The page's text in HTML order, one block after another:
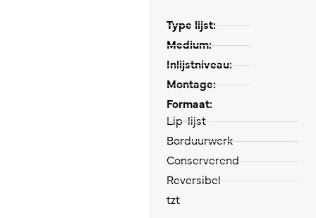
Type lijst:
Medium:
Inlijstniveau:
Montage:
Formaat:
Lip-lijst
Borduurwerk
Conserverend
Reversibel
tzt